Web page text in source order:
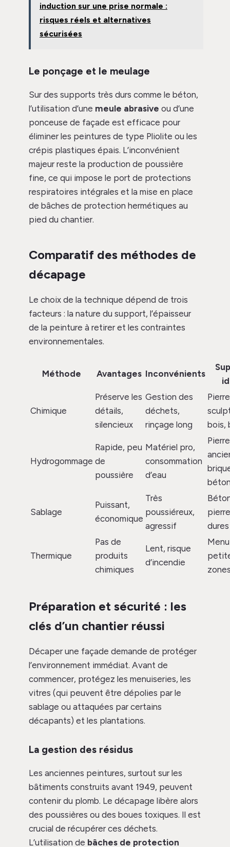
induction sur une prise normale :
risques réels et alternatives
sécurisées
Le ponçage et le meulage
Sur des supports très durs comme le béton,
l’utilisation d’une meule abrasive ou d’une
ponceuse de façade est efficace pour
éliminer les peintures de type Pliolite ou les
crépis plastiques épais. L’inconvénient
majeur reste la production de poussière
fine, ce qui impose le port de protections
respiratoires intégrales et la mise en place
de bâches de protection hermétiques au
pied du chantier.
Comparatif des méthodes de
décapage
Le choix de la technique dépend de trois
facteurs : la nature du support, l’épaisseur
de la peinture à retirer et les contraintes
environnementales.
Méthode Avantages Inconvénients
Chimique
Préserve les
détails,
silencieux
Gestion des
déchets,
rinçage long
Pierre
bois,
Hydrogommage
Rapide, peu
de
poussière
Matériel pro,
consommation
d’eau
Pierre
Sablage
Puissant,
économique
Très
poussiéreux,
agressif
dures
Thermique
Pas de
produits
chimiques
Lent, risque
d’incendie
Préparation et sécurité : les
clés d’un chantier réussi
Décaper une façade demande de protéger
l’environnement immédiat. Avant de
commencer, protégez les menuiseries, les
vitres (qui peuvent être dépolies par le
sablage ou attaquées par certains
décapants) et les plantations.
La gestion des résidus
Les anciennes peintures, surtout sur les
bâtiments construits avant 1949, peuvent
contenir du plomb. Le décapage libère alors
des poussières ou des boues toxiques. Il est
crucial de récupérer ces déchets.
L’utilisation de bâches de protection